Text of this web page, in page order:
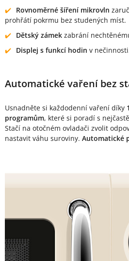
Rovnoměrné šíření mikrovln
prohřátí pokrmu bez studených míst.
Dětský zámek zabrání
Displej s funkcí hodin v
Automatické vaření bez
Usnadněte si každodenní vaření díky
programům, které si poradí s
Stačí na otočném ovladači zvolit
nastavit váhu suroviny. Automatické